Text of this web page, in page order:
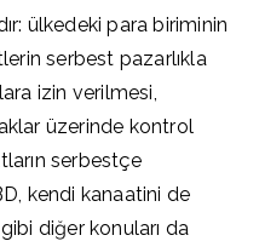
ülkedeki para biriminin
serbest pazarlıkla
izin verilmesi,
üzerinde kontrol
serbestçe
kendi kanaatini de
diğer konuları da